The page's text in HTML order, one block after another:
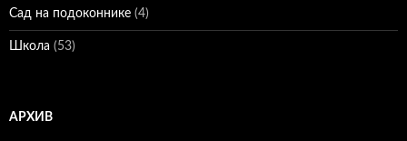
Сад на подоконнике (4)
Школа (53)
АРХИВ